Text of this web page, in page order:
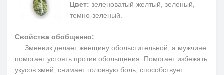
Цвет: зеленоватый-желтый, зеленый,
темно-зеленый.
Свойства обобщенно:
Змеевик делает женщину обольстительной, а мужчине
помогает устоять против обольщения. Помогает избежать
укусов змей, снимает головную боль, способствует